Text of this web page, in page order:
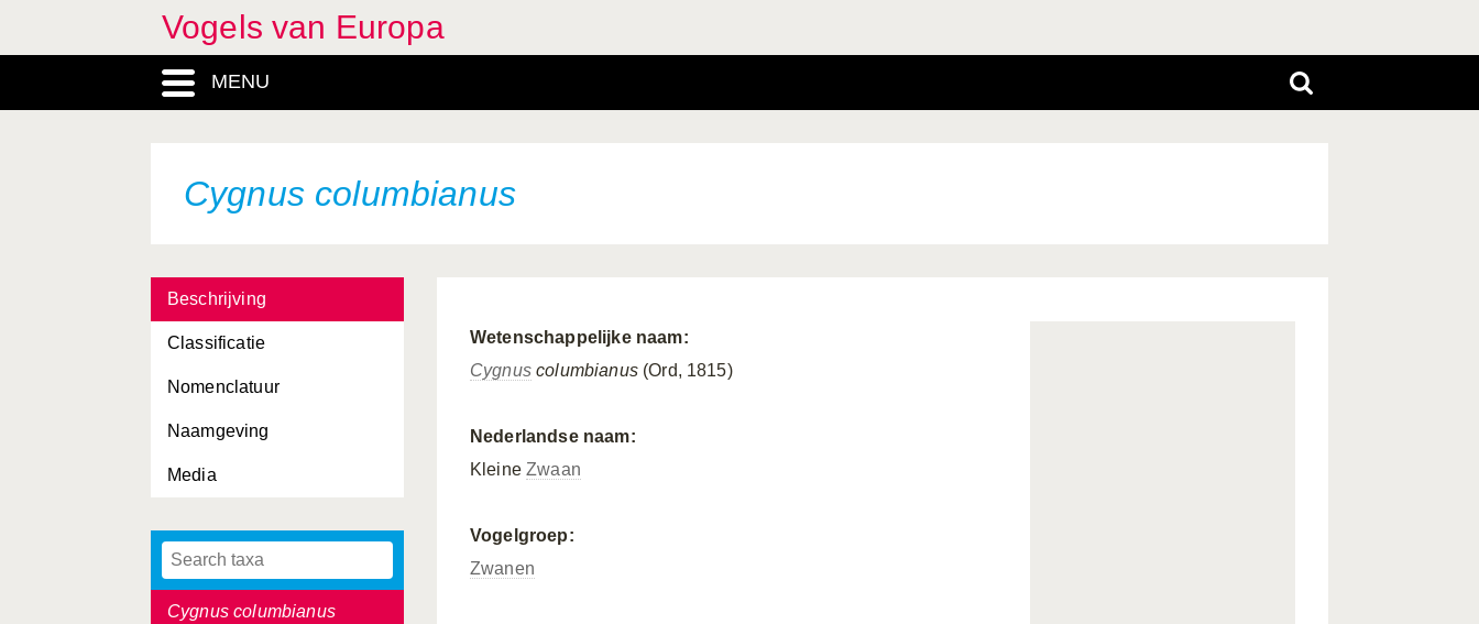
Vogels van Europa
MENU
Cygnus columbianus
Beschrijving
Classificatie
Nomenclatuur
Naamgeving
Media
Columba livia
Columba oenas
Corvus corax
Corvus corone
Corvus frugilegus
Corvus monedula
Coturnix coturnix
Crex crex
Cyanopica cyanus
Cygnus columbianus
Wetenschappelijke naam:
Cygnuscolumbianus(Ord, 1815)
Nederlandse naam:
KleineZwaan
Vogelgroep:
Zwanen